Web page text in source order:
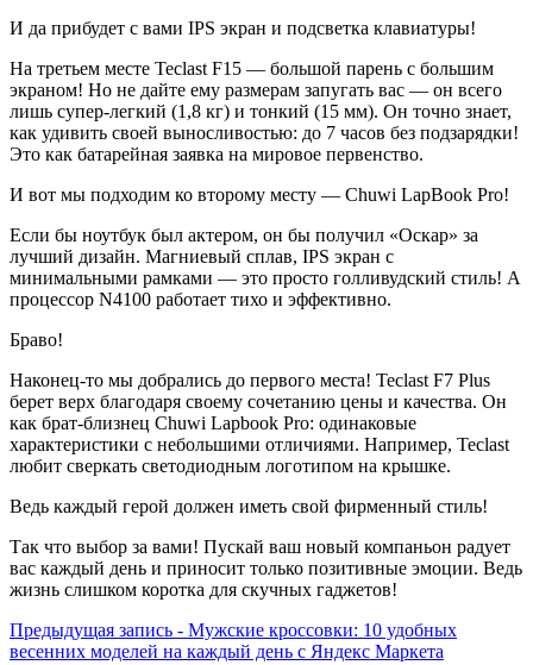
И да прибудет с вами IPS экран и подсветка клавиатуры!
На третьем месте Teclast F15 — большой парень с большим
экраном! Но не дайте ему размерам запугать вас — он всего
лишь супер-легкий (1,8 кг) и тонкий (15 мм). Он точно знает,
как удивить своей выносливостью: до 7 часов без подзарядки!
Это как батарейная заявка на мировое первенство.
И вот мы подходим ко второму месту — Chuwi LapBook Pro!
Если бы ноутбук был актером, он бы получил «Оскар» за
лучший дизайн. Магниевый сплав, IPS экран с
минимальными рамками — это просто голливудский стиль! А
процессор N4100 работает тихо и эффективно.
Браво!
Наконец-то мы добрались до первого места! Teclast F7 Plus
берет верх благодаря своему сочетанию цены и качества. Он
как брат-близнец Chuwi Lapbook Pro: одинаковые
характеристики с небольшими отличиями. Например, Teclast
любит сверкать светодиодным логотипом на крышке.
Ведь каждый герой должен иметь свой фирменный стиль!
Так что выбор за вами! Пускай ваш новый компаньон радует
вас каждый день и приносит только позитивные эмоции. Ведь
жизнь слишком коротка для скучных гаджетов!
Навигация
Предыдущая запись - Предыдущая
запись:
Мужские кроссовки: 10 удобных
весенних моделей на каждый день с Яндекс Маркета